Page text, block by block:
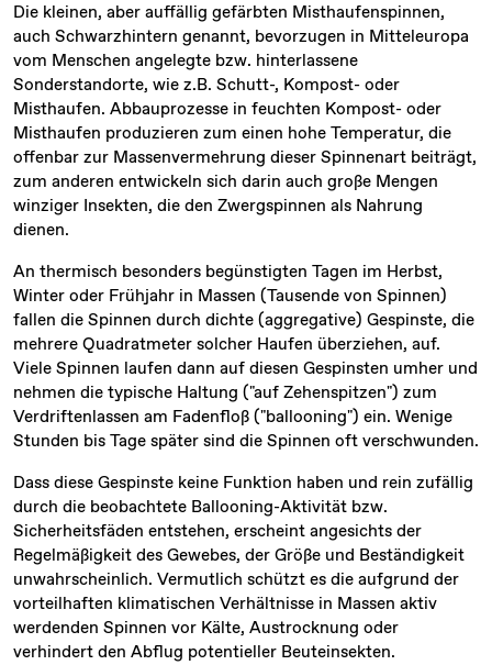
Die kleinen, aber auffällig gefärbten Misthaufenspinnen,
auch Schwarzhintern genannt, bevorzugen in Mitteleuropa
vom Menschen angelegte bzw. hinterlassene
Sonderstandorte, wie z.B. Schutt-, Kompost- oder
Misthaufen. Abbauprozesse in feuchten Kompost- oder
Misthaufen produzieren zum einen hohe Temperatur, die
offenbar zur Massenvermehrung dieser Spinnenart beiträgt,
zum anderen entwickeln sich darin auch große Mengen
winziger Insekten, die den Zwergspinnen als Nahrung
dienen.
An thermisch besonders begünstigten Tagen im Herbst,
Winter oder Frühjahr in Massen (Tausende von Spinnen)
fallen die Spinnen durch dichte (aggregative) Gespinste, die
mehrere Quadratmeter solcher Haufen überziehen, auf.
Viele Spinnen laufen dann auf diesen Gespinsten umher und
nehmen die typische Haltung ("auf Zehenspitzen") zum
Verdriftenlassen am Fadenfloß ("ballooning") ein. Wenige
Stunden bis Tage später sind die Spinnen oft verschwunden.
Dass diese Gespinste keine Funktion haben und rein zufällig
durch die beobachtete Ballooning-Aktivität bzw.
Sicherheitsfäden entstehen, erscheint angesichts der
Regelmäßigkeit des Gewebes, der Größe und Beständigkeit
unwahrscheinlich. Vermutlich schützt es die aufgrund der
vorteilhaften klimatischen Verhältnisse in Massen aktiv
werdenden Spinnen vor Kälte, Austrocknung oder
verhindert den Abflug potentieller Beuteinsekten.